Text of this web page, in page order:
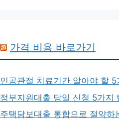
가격 비용 바로가기
인공관절 치료기간 알아야 할 5
정부지원대출 당일 신청 5가지
주택담보대출 통합으로 절약하